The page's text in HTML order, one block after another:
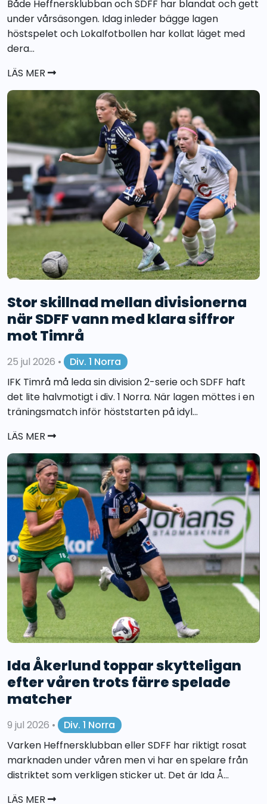
Både Heffnersklubban och SDFF har blandat och gett
under vårsäsongen. Idag inleder bägge lagen
höstspelet och Lokalfotbollen har kollat läget med
dera...
LÄS MER
Stor skillnad mellan divisionerna
när SDFF vann med klara siffror
mot Timrå
25 jul 2026 •
Div. 1 Norra
IFK Timrå må leda sin division 2-serie och SDFF haft
det lite halvmotigt i div. 1 Norra. När lagen möttes i en
träningsmatch inför höststarten på idyl...
LÄS MER
Ida Åkerlund toppar skytteligan
efter våren trots färre spelade
matcher
9 jul 2026 •
Div. 1 Norra
Varken Heffnersklubban eller SDFF har riktigt rosat
marknaden under våren men vi har en spelare från
distriktet som verkligen sticker ut. Det är Ida Å...
LÄS MER